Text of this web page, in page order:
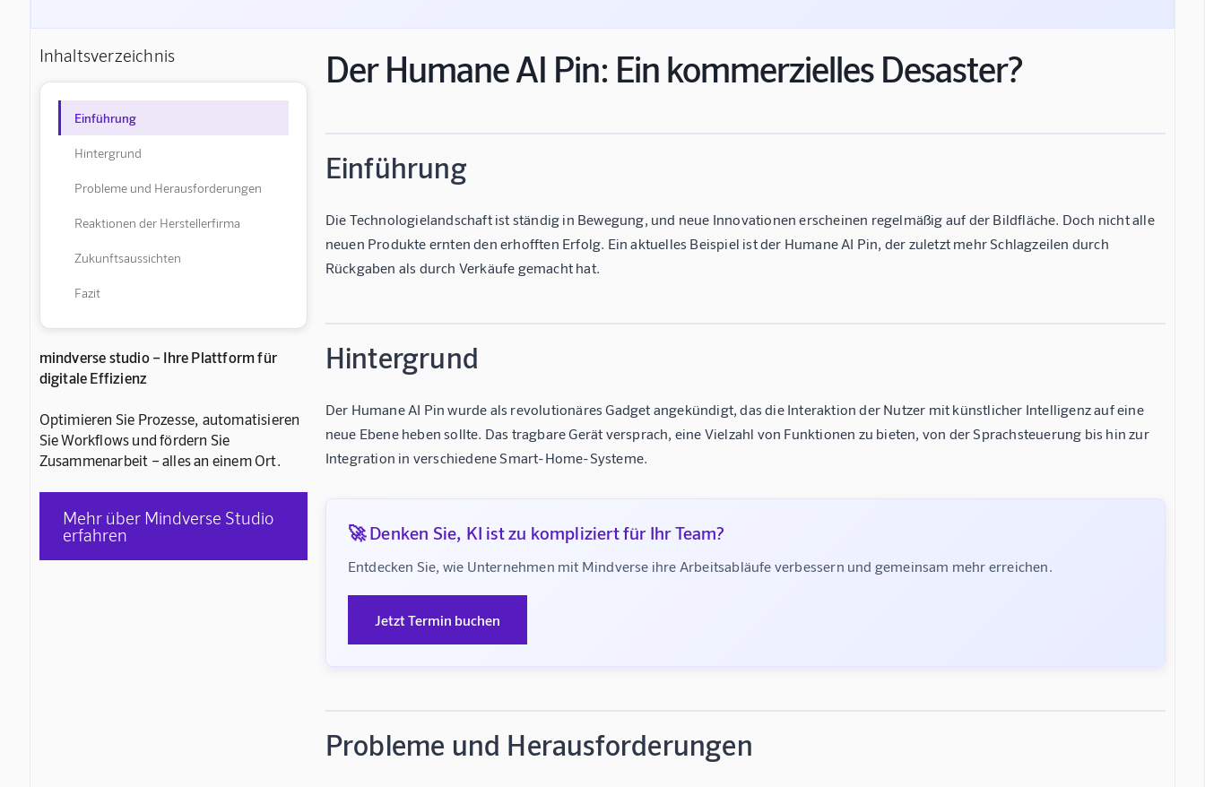
Inhaltsverzeichnis
Einführung
Hintergrund
Probleme und Herausforderungen
Reaktionen der Herstellerfirma
Zukunftsaussichten
Fazit
mindverse studio – Ihre Plattform für
digitale Effizienz
Optimieren Sie Prozesse, automatisieren
Sie Workflows und fördern Sie
Zusammenarbeit – alles an einem Ort.
Mehr über Mindverse Studio
erfahren
Der Humane AI Pin: Ein kommerzielles Desaster?
Einführung
Die Technologielandschaft ist ständig in Bewegung, und neue Innovationen erscheinen regelmäßig auf der Bildfläche. Doch nicht alle
neuen Produkte ernten den erhofften Erfolg. Ein aktuelles Beispiel ist der Humane AI Pin, der zuletzt mehr Schlagzeilen durch
Rückgaben als durch Verkäufe gemacht hat.
Hintergrund
Der Humane AI Pin wurde als revolutionäres Gadget angekündigt, das die Interaktion der Nutzer mit künstlicher Intelligenz auf eine
neue Ebene heben sollte. Das tragbare Gerät versprach, eine Vielzahl von Funktionen zu bieten, von der Sprachsteuerung bis hin zur
Integration in verschiedene Smart-Home-Systeme.
🚀 Denken Sie, KI ist zu kompliziert für Ihr Team?
Entdecken Sie, wie Unternehmen mit Mindverse ihre Arbeitsabläufe verbessern und gemeinsam mehr erreichen.
Jetzt Termin buchen
Probleme und Herausforderungen